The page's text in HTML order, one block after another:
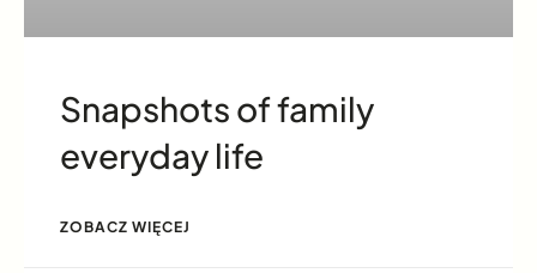
Snapshots of family
everyday life
ZOBACZ WIĘCEJ